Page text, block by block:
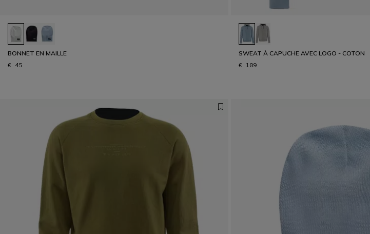
BONNET EN MAILLE
€ 45
SWEAT À CAPUCHE AVEC LOGO - COTON
€ 109